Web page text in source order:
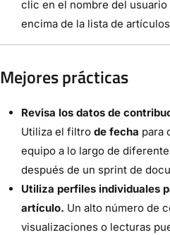
clic en el nombre del usuario
encima de la lista de
Mejores prácticas
Revisa los datos de
Utiliza el filtro de fecha para
equipo a lo largo de
después de un sprint de
Utiliza perfiles individuales
artículo. Un alto número de
visualizaciones o lecturas